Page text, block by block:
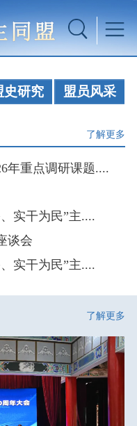
史研究 盟员风采
了解更多
年重点调研课题....
实干为民”主....
谈会
实干为民”主....
了解更多